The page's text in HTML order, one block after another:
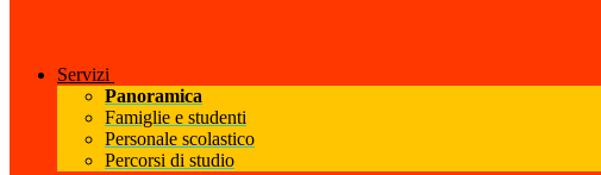
Servizi
Panoramica
Famiglie e studenti
Personale scolastico
Percorsi di studio